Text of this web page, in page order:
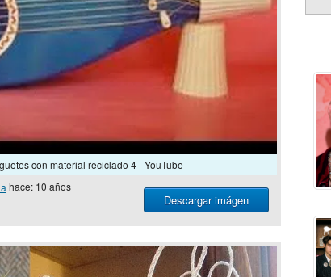
con material reciclado 4 - YouTube
Descargar imágen
hace: 10 años